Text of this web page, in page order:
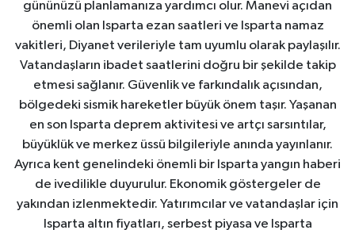
gününüzü planlamanıza yardımcı olur. Manevi açıdan
önemli olan Isparta ezan saatleri ve Isparta namaz
vakitleri, Diyanet verileriyle tam uyumlu olarak paylaşılır.
Vatandaşların ibadet saatlerini doğru bir şekilde takip
etmesi sağlanır. Güvenlik ve farkındalık açısından,
bölgedeki sismik hareketler büyük önem taşır. Yaşanan
en son Isparta deprem aktivitesi ve artçı sarsıntılar,
büyüklük ve merkez üssü bilgileriyle anında yayınlanır.
Ayrıca kent genelindeki önemli bir Isparta yangın haberi
de ivedilikle duyurulur. Ekonomik göstergeler de
yakından izlenmektedir. Yatırımcılar ve vatandaşlar için
Isparta altın fiyatları, serbest piyasa ve Isparta